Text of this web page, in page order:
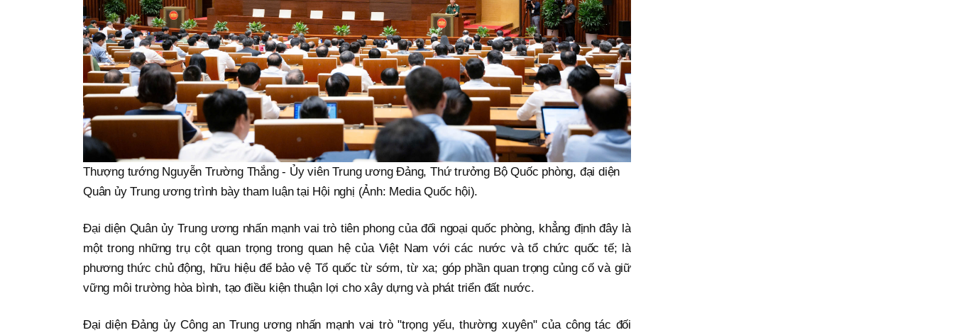
Thượng tướng Nguyễn Trường Thắng - Ủy viên Trung ương Đảng, Thứ trưởng Bộ Quốc phòng, đại diện
Quân ủy Trung ương trình bày tham luận tại Hội nghị (Ảnh: Media Quốc hội).
Đại diện Quân ủy Trung ương nhấn mạnh vai trò tiên phong của đối ngoại quốc phòng, khẳng định đây là
một trong những trụ cột quan trọng trong quan hệ của Việt Nam với các nước và tổ chức quốc tế; là
phương thức chủ động, hữu hiệu để bảo vệ Tổ quốc từ sớm, từ xa; góp phần quan trọng củng cố và giữ
vững môi trường hòa bình, tạo điều kiện thuận lợi cho xây dựng và phát triển đất nước.
Đại diện Đảng ủy Công an Trung ương nhấn mạnh vai trò "trọng yếu, thường xuyên" của công tác đối